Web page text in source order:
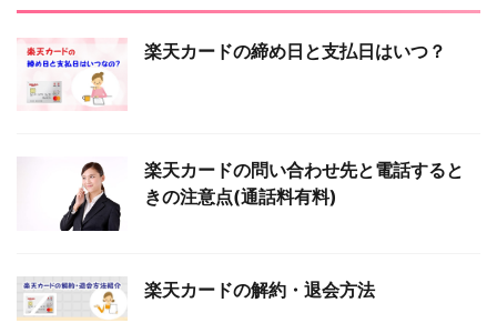
楽天カードの締め日と支払日はいつ？
楽天カードの問い合わせ先と電話すると
きの注意点(通話料有料)
楽天カードの解約・退会方法